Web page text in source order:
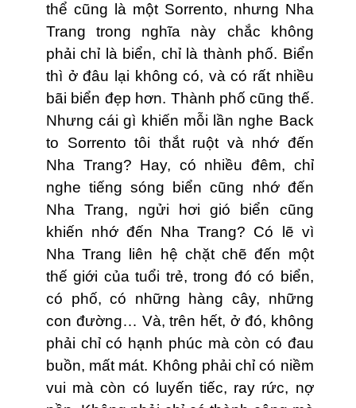
thể cũng là một Sorrento, nhưng Nha
Trang trong nghĩa này chắc không
phải chỉ là biển, chỉ là thành phố. Biển
thì ở đâu lại không có, và có rất nhiều
bãi biển đẹp hơn. Thành phố cũng thế.
Nhưng cái gì khiến mỗi lần nghe Back
to Sorrento tôi thắt ruột và nhớ đến
Nha Trang? Hay, có nhiều đêm, chỉ
nghe tiếng sóng biển cũng nhớ đến
Nha Trang, ngửi hơi gió biển cũng
khiến nhớ đến Nha Trang? Có lẽ vì
Nha Trang liên hệ chặt chẽ đến một
thế giới của tuổi trẻ, trong đó có biển,
có phố, có những hàng cây, những
con đường… Và, trên hết, ở đó, không
phải chỉ có hạnh phúc mà còn có đau
buồn, mất mát. Không phải chỉ có niềm
vui mà còn có luyến tiếc, ray rức, nợ